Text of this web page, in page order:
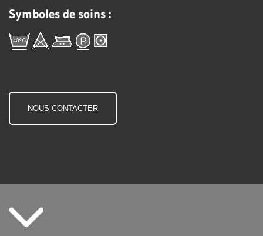
Symboles de soins :
NOUS CONTACTER